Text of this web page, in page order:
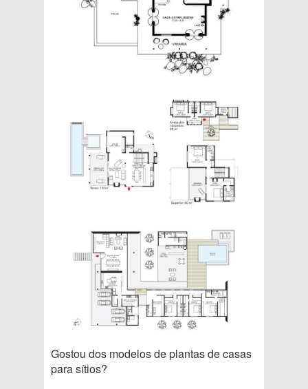
Gostou dos modelos de plantas de casas
para sítios?